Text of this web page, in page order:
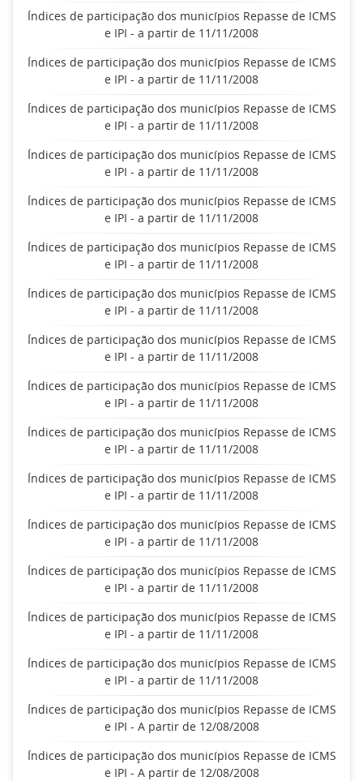
Índices de participação dos municípios Repasse de ICMS
e IPI - a partir de 11/11/2008
Índices de participação dos municípios Repasse de ICMS
e IPI - a partir de 11/11/2008
Índices de participação dos municípios Repasse de ICMS
e IPI - a partir de 11/11/2008
Índices de participação dos municípios Repasse de ICMS
e IPI - a partir de 11/11/2008
Índices de participação dos municípios Repasse de ICMS
e IPI - a partir de 11/11/2008
Índices de participação dos municípios Repasse de ICMS
e IPI - a partir de 11/11/2008
Índices de participação dos municípios Repasse de ICMS
e IPI - a partir de 11/11/2008
Índices de participação dos municípios Repasse de ICMS
e IPI - a partir de 11/11/2008
Índices de participação dos municípios Repasse de ICMS
e IPI - a partir de 11/11/2008
Índices de participação dos municípios Repasse de ICMS
e IPI - a partir de 11/11/2008
Índices de participação dos municípios Repasse de ICMS
e IPI - a partir de 11/11/2008
Índices de participação dos municípios Repasse de ICMS
e IPI - a partir de 11/11/2008
Índices de participação dos municípios Repasse de ICMS
e IPI - a partir de 11/11/2008
Índices de participação dos municípios Repasse de ICMS
e IPI - a partir de 11/11/2008
Índices de participação dos municípios Repasse de ICMS
e IPI - a partir de 11/11/2008
Índices de participação dos municípios Repasse de ICMS
e IPI - A partir de 12/08/2008
Índices de participação dos municípios Repasse de ICMS
e IPI - A partir de 12/08/2008